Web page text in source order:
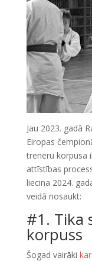
Jau 2023. gadā
Eiropas
treneru korpusa
attīstības
liecina 2024.
veidā nosaukt:
#1. Tika
korpuss
Šogad vairāki